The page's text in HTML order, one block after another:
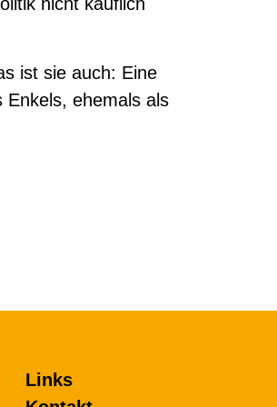
ist sie auch: Eine
Enkels, ehemals als
Links